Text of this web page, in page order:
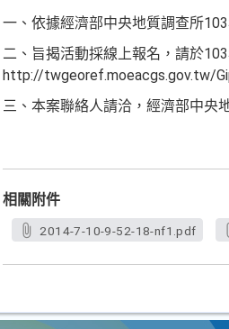
一、依據經濟部中央地質調查所
二、旨揭活動採線上報名，請於
http://twgeoref.moeacgs.gov.tw/
三、本案聯絡人請洽，經濟部中央
相關附件
2014-7-10-9-52-18-nf1.pdf